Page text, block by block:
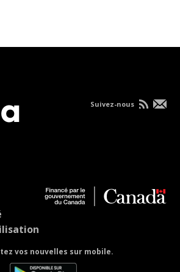
vos nouvelles sur mobile.
Suivez-nous